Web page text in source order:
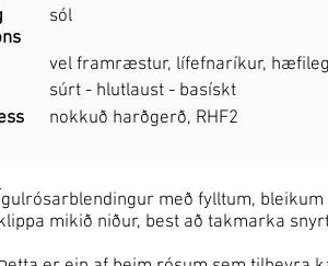
sól
vel framræstur, lífefnaríkur,
súrt - hlutlaust - basískt
nokkuð harðgerð, RHF2
með fylltum,
mikið niður, best að takmarka